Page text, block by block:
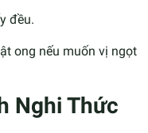
đều.
ong nếu muốn vị ngọt
Nghi Thức